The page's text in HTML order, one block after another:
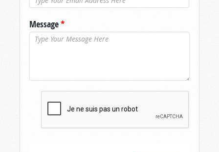
Message*